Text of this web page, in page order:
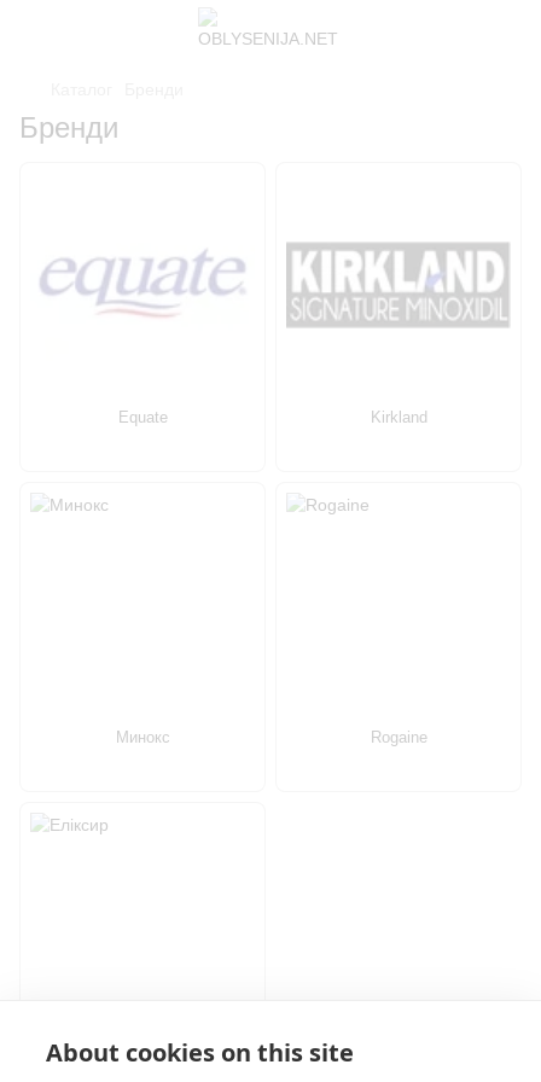
Бренди
Equate Kirkland
Минокс Rogaine
Еліксир
About cookies on this site